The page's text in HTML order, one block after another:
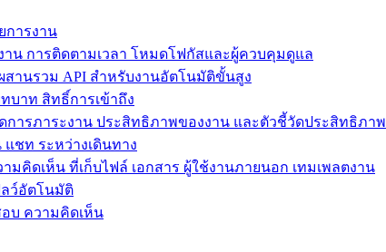
การงาน
น การติดตามเวลา โหมดโฟกัสและผู้ควบคุมดูแล
านรวม API สำหรับงานอัตโนมัติขั้นสูง
บาท สิทธิ์การเข้าถึง
การภาระงาน ประสิทธิภาพของงาน และตัวชี้วัดประสิทธิภาพ
ชท ระหว่างเดินทาง
คิดเห็น ที่เก็บไฟล์ เอกสาร ผู้ใช้งานภายนอก เทมเพลตงาน
ลว์อัตโนมัติ
อบ ความคิดเห็น